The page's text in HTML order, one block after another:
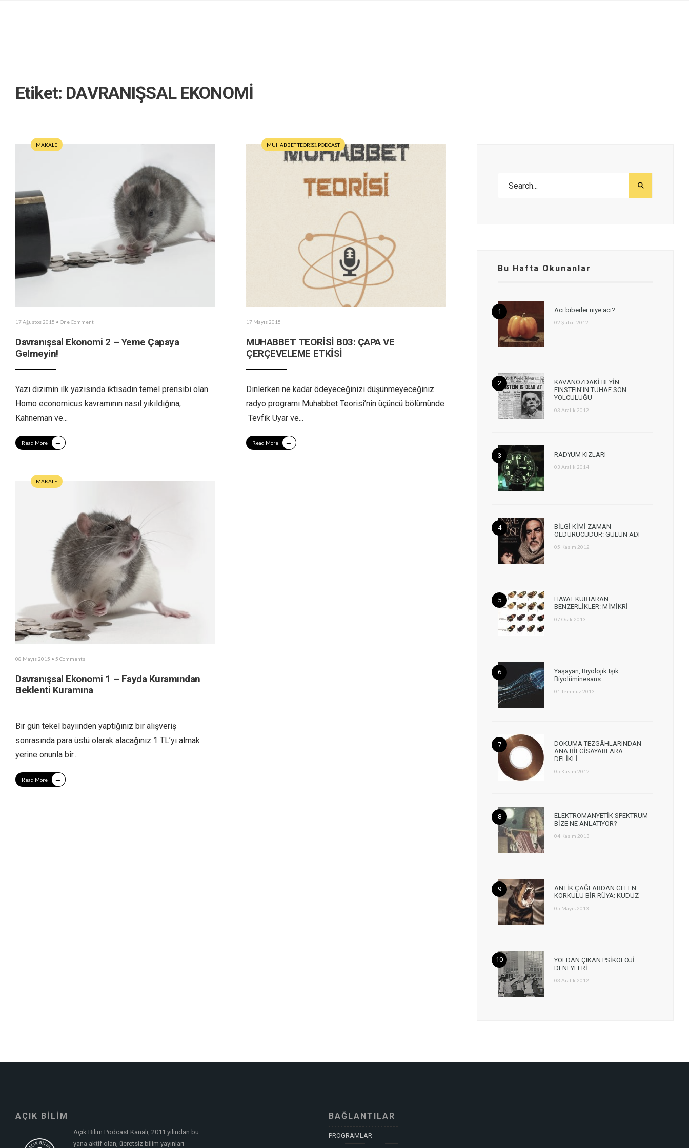
Etiket: DAVRANIŞSAL EKONOMİ
MAKALE
17 Ağustos 2015 • One Comment
Davranışsal Ekonomi 2 – Yeme Çapaya
Gelmeyin!
Yazı dizimin ilk yazısında iktisadın temel prensibi olan
Homo economicus kavramının nasıl yıkıldığına,
Kahneman ve...
Read More →
MUHABBET TEORİSİ PODCAST
17 Mayıs 2015
MUHABBET TEORİSİ B03: ÇAPA VE
ÇERÇEVELEME ETKİSİ
Dinlerken ne kadar ödeyeceğinizi düşünmeyeceğiniz
radyo programı Muhabbet Teorisi’nin üçüncü bölümünde
Tevfik Uyar ve...
Read More →
MAKALE
08 Mayıs 2015 • 5 Comments
Davranışsal Ekonomi 1 – Fayda Kuramından
Beklenti Kuramına
Bir gün tekel bayiinden yaptığınız bir alışveriş
sonrasında para üstü olarak alacağınız 1 TL’yi almak
yerine onunla bir...
Read More →
Bu Hafta Okunanlar
Acı biberler niye acı?
02 Şubat 2012
KAVANOZDAKİ BEYİN:
EINSTEIN’IN TUHAF SON
YOLCULUĞU
03 Aralık 2012
RADYUM KIZLARI
03 Aralık 2014
BİLGİ KİMİ ZAMAN
ÖLDÜRÜCÜDÜR: GÜLÜN ADI
05 Kasım 2012
HAYAT KURTARAN
BENZERLİKLER: MİMİKRİ
07 Ocak 2013
Yaşayan, Biyolojik Işık:
Biyolüminesans
01 Temmuz 2013
DOKUMA TEZGÂHLARINDAN
ANA BİLGİSAYARLARA:
DELİKLİ…
05 Kasım 2012
ELEKTROMANYETİK SPEKTRUM
BİZE NE ANLATIYOR?
04 Kasım 2013
ANTİK ÇAĞLARDAN GELEN
KORKULU BİR RÜYA: KUDUZ
05 Mayıs 2013
YOLDAN ÇIKAN PSİKOLOJİ
DENEYLERİ
03 Aralık 2012
AÇIK BİLİM
Açık Bilim Podcast Kanalı, 2011 yılından bu
yana aktif olan, ücretsiz bilim yayınları
BAĞLANTILAR
PROGRAMLAR